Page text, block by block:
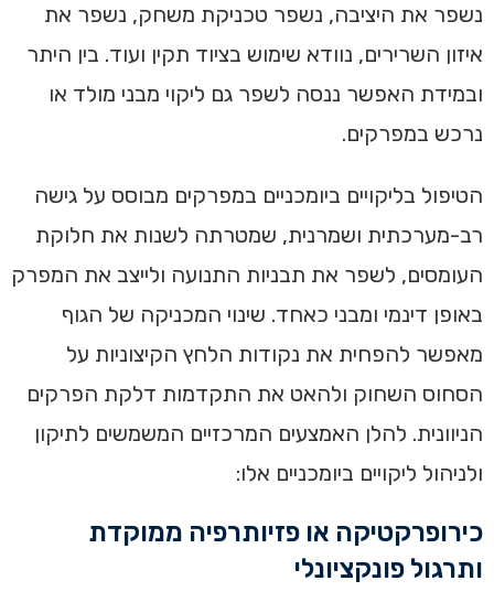
נשפר את היציבה, נשפר טכניקת משחק, נשפר את
איזון השרירים, נוודא שימוש בציוד תקין ועוד. בין היתר
ובמידת האפשר ננסה לשפר גם ליקוי מבני מולד או
נרכש במפרקים.
הטיפול בליקויים ביומכניים במפרקים מבוסס על גישה
רב-מערכתית ושמרנית, שמטרתה לשנות את חלוקת
העומסים, לשפר את תבניות התנועה ולייצב את המפרק
באופן דינמי ומבני כאחד. שינוי המכניקה של הגוף
מאפשר להפחית את נקודות הלחץ הקיצוניות על
הסחוס השחוק ולהאט את התקדמות דלקת הפרקים
הניוונית. להלן האמצעים המרכזיים המשמשים לתיקון
ולניהול ליקויים ביומכניים אלו:
כירופרקטיקה או פזיותרפיה ממוקדת
ותרגול פונקציונלי